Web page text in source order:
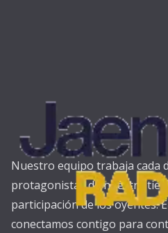
Nuestro equipo trabaja cada
protagonistas de nuestra
participación de los oyentes.
conectamos contigo para